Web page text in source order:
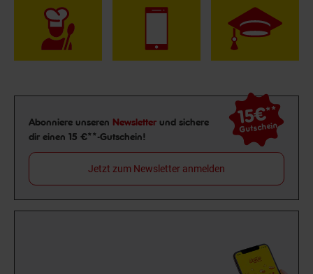
Newsletter Anmeldung
Abonniere unseren Newsletter und sichere
dir einen 15 €**-Gutschein!
15€**
Gutschein
Jetzt zum Newsletter anmelden